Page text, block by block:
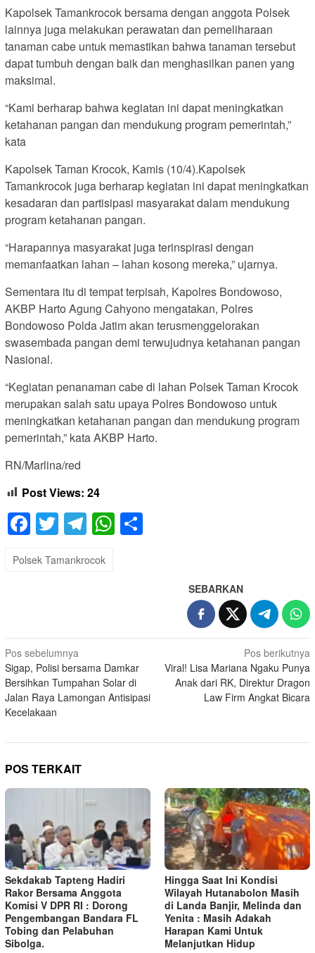
Kapolsek Tamankrocok bersama dengan anggota Polsek
lainnya juga melakukan perawatan dan pemeliharaan
tanaman cabe untuk memastikan bahwa tanaman tersebut
dapat tumbuh dengan baik dan menghasilkan panen yang
maksimal.
“Kami berharap bahwa kegiatan ini dapat meningkatkan
ketahanan pangan dan mendukung program pemerintah,”
kata
Kapolsek Taman Krocok, Kamis (10/4).Kapolsek
Tamankrocok juga berharap kegiatan ini dapat meningkatkan
kesadaran dan partisipasi masyarakat dalam mendukung
program ketahanan pangan.
“Harapannya masyarakat juga terinspirasi dengan
memanfaatkan lahan – lahan kosong mereka,” ujarnya.
Sementara itu di tempat terpisah, Kapolres Bondowoso,
AKBP Harto Agung Cahyono mengatakan, Polres
Bondowoso Polda Jatim akan terusmenggelorakan
swasembada pangan demi terwujudnya ketahanan pangan
Nasional.
“Kegiatan penanaman cabe di lahan Polsek Taman Krocok
merupakan salah satu upaya Polres Bondowoso untuk
meningkatkan ketahanan pangan dan mendukung program
pemerintah,” kata AKBP Harto.
RN/Marlina/red
Post Views: 24
Facebook
TwitterTelegram
WhatsApp
Polsek Tamankrocok
SEBARKAN
Navigasi
pos
Pos sebelumnya
Sigap, Polisi bersama Damkar
Bersihkan Tumpahan Solar di
Jalan Raya Lamongan Antisipasi
Kecelakaan
Pos berikutnya
Viral! Lisa Mariana Ngaku Punya
Anak dari RK, Direktur Dragon
Law Firm Angkat Bicara
POS TERKAIT
Sekdakab Tapteng Hadiri
Rakor Bersama Anggota
Komisi V DPR RI : Dorong
Pengembangan Bandara FL
Tobing dan Pelabuhan
Sibolga.
Hingga Saat Ini Kondisi
Wilayah Hutanabolon Masih
di Landa Banjir, Melinda dan
Yenita : Masih Adakah
Harapan Kami Untuk
Melanjutkan Hidup